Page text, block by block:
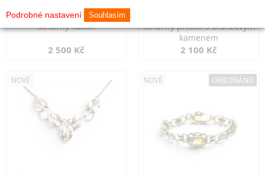
Stříbrný flakon
2 500 Kč
Stříbrný prsten s oranžovým
kamenem
2 100 Kč
NOVÉ NOVÉ OBJEDNÁNO
Podrobné nastavení Souhlasím